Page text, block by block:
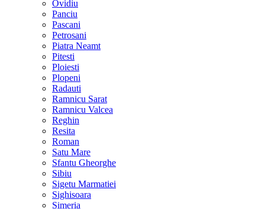
Ovidiu
Panciu
Pascani
Petrosani
Piatra Neamt
Pitesti
Ploiesti
Plopeni
Radauti
Ramnicu Sarat
Ramnicu Valcea
Reghin
Resita
Roman
Satu Mare
Sfantu Gheorghe
Sibiu
Sigetu Marmatiei
Sighisoara
Simeria